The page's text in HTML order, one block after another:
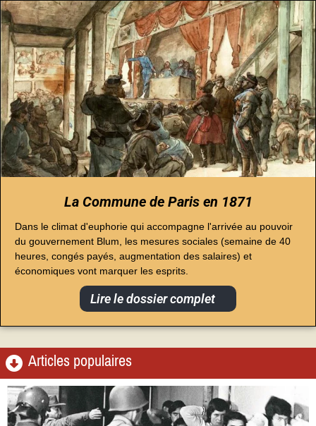
La Commune de Paris en 1871
Dans le climat d'euphorie qui accompagne l'arrivée au pouvoir
du gouvernement Blum, les mesures sociales (semaine de 40
heures, congés payés, augmentation des salaires) et
économiques vont marquer les esprits.
Lire le dossier complet
Articles populaires